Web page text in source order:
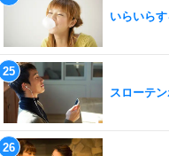
いらいら
スローテ